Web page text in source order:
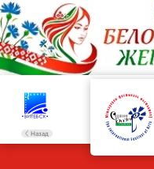
Назад